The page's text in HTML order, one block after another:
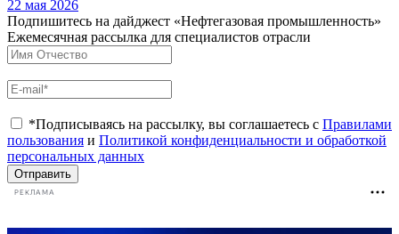
22 мая 2026
Подпишитесь на дайджест «Нефтегазовая промышленность»
Ежемесячная рассылка для специалистов отрасли
*Подписываясь на рассылку, вы соглашаетесь с Правилами
пользования и Политикой конфиденциальности и обработкой
персональных данных
Отправить
РЕКЛАМА